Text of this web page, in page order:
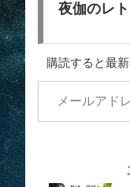
夜伽のレ
購読すると最